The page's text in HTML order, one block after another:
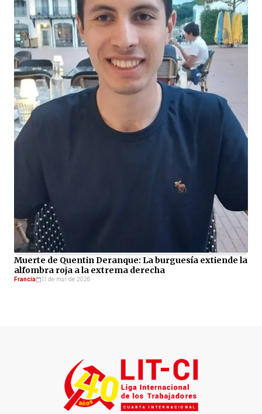
Muerte de Quentin Deranque: La burguesía extiende la
alfombra roja a la extrema derecha
Francia 11 de mar de 2026